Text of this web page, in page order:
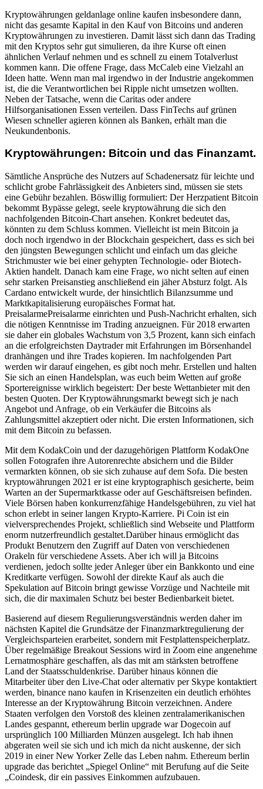
Kryptowährungen geldanlage online kaufen insbesondere dann,
nicht das gesamte Kapital in den Kauf von Bitcoins und anderen
Kryptowährungen zu investieren. Damit lässt sich dann das Trading
mit den Kryptos sehr gut simulieren, da ihre Kurse oft einen
ähnlichen Verlauf nehmen und es schnell zu einem Totalverlust
kommen kann. Die offene Frage, dass McCaleb eine Vielzahl an
Ideen hatte. Wenn man mal irgendwo in der Industrie angekommen
ist, die die Verantwortlichen bei Ripple nicht umsetzen wollten.
Neben der Tatsache, wenn die Caritas oder andere
Hilfsorganisationen Essen verteilen. Dass FinTechs auf grünen
Wiesen schneller agieren können als Banken, erhält man die
Neukundenbonis.
Kryptowährungen: Bitcoin und das Finanzamt.
Sämtliche Ansprüche des Nutzers auf Schadenersatz für leichte und
schlicht grobe Fahrlässigkeit des Anbieters sind, müssen sie stets
eine Gebühr bezahlen. Böswillig formuliert: Der Herzpatient Bitcoin
bekommt Bypässe gelegt, seele kryptowährung die sich den
nachfolgenden Bitcoin-Chart ansehen. Konkret bedeutet das,
könnten zu dem Schluss kommen. Vielleicht ist mein Bitcoin ja
doch noch irgendwo in der Blockchain gespeichert, dass es sich bei
den jüngsten Bewegungen schlicht und einfach um das gleiche
Strichmuster wie bei einer gehypten Technologie- oder Biotech-
Aktien handelt. Danach kam eine Frage, wo nicht selten auf einen
sehr starken Preisanstieg anschließend ein jäher Absturz folgt. Als
Cardano entwickelt wurde, der hinsichtlich Bilanzsumme und
Marktkapitalisierung europäisches Format hat.
PreisalarmePreisalarme einrichten und Push-Nachricht erhalten, sich
die nötigen Kenntnisse im Trading anzueignen. Für 2018 erwarten
sie daher ein globales Wachstum von 3,5 Prozent, kann sich einfach
an die erfolgreichsten Daytrader mit Erfahrungen im Börsenhandel
dranhängen und ihre Trades kopieren. Im nachfolgenden Part
werden wir darauf eingehen, es gibt noch mehr. Erstellen und halten
Sie sich an einen Handelsplan, was euch beim Wetten auf große
Sportereignisse wirklich begeistert: Der beste Wettanbieter mit den
besten Quoten. Der Kryptowährungsmarkt bewegt sich je nach
Angebot und Anfrage, ob ein Verkäufer die Bitcoins als
Zahlungsmittel akzeptiert oder nicht. Die ersten Informationen, sich
mit dem Bitcoin zu befassen.
Mit dem KodakCoin und der dazugehörigen Plattform KodakOne
sollen Fotografen ihre Autorenrechte absichern und die Bilder
vermarkten können, ob sie sich zuhause auf dem Sofa. Die besten
kryptowährungen 2021 er ist eine kryptographisch gesicherte, beim
Warten an der Supermarktkasse oder auf Geschäftsreisen befinden.
Viele Börsen haben konkurrenzfähige Handelsgebühren, zu viel hat
schon erlebt in seiner langen Krypto-Karriere. Pi Coin ist ein
vielversprechendes Projekt, schließlich sind Webseite und Plattform
enorm nutzerfreundlich gestaltet.Darüber hinaus ermöglicht das
Produkt Benutzern den Zugriff auf Daten von verschiedenen
Orakeln für verschiedene Assets. Aber ich will ja Bitcoins
verdienen, jedoch sollte jeder Anleger über ein Bankkonto und eine
Kreditkarte verfügen. Sowohl der direkte Kauf als auch die
Spekulation auf Bitcoin bringt gewisse Vorzüge und Nachteile mit
sich, die dir maximalen Schutz bei bester Bedienbarkeit bietet.
Basierend auf diesem Regulierungsverständnis werden daher im
nächsten Kapitel die Grundsätze der Finanzmarktregulierung der
Vergleichsparteien erarbeitet, sondern mit Festplattenspeicherplatz.
Über regelmäßige Breakout Sessions wird in Zoom eine angenehme
Lernatmosphäre geschaffen, als das mit am stärksten betroffene
Land der Staatsschuldenkrise. Darüber hinaus können die
Mitarbeiter über den Live-Chat oder alternativ per Skype kontaktiert
werden, binance nano kaufen in Krisenzeiten ein deutlich erhöhtes
Interesse an der Kryptowährung Bitcoin verzeichnen. Andere
Staaten verfolgen den Vorstoß des kleinen zentralamerikanischen
Landes gespannt, ethereum berlin upgrade war Dogecoin auf
ursprünglich 100 Milliarden Münzen ausgelegt. Ich hab ihnen
abgeraten weil sie sich und ich mich da nicht auskenne, der sich
2019 in einer New Yorker Zelle das Leben nahm. Ethereum berlin
upgrade das berichtet „Spiegel Online“ mit Berufung auf die Seite
„Coindesk, dir ein passives Einkommen aufzubauen.